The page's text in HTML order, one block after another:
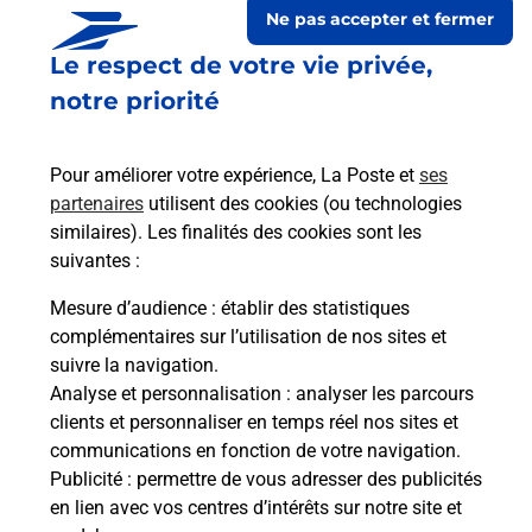
Le respect de votre vie privée,
notre priorité
Pour améliorer votre expérience, La Poste et ses
partenaires utilisent des cookies (ou technologies
similaires). Les finalités des cookies sont les
suivantes :
Mesure d’audience : établir des statistiques
complémentaires sur l’utilisation de nos sites et
suivre la navigation.
Analyse et personnalisation : analyser les parcours
clients et personnaliser en temps réel nos sites et
communications en fonction de votre navigation.
Publicité : permettre de vous adresser des publicités
en lien avec vos centres d’intérêts sur notre site et
Ne pas accepter et fermer
Boîte aux lettres La Poste
Prochaine collecte du courriervendredi
08h30
1 Place De L Eglise
70120
Melin
Itinéraire
Le lien s'ouvre dans un nouvel onglet